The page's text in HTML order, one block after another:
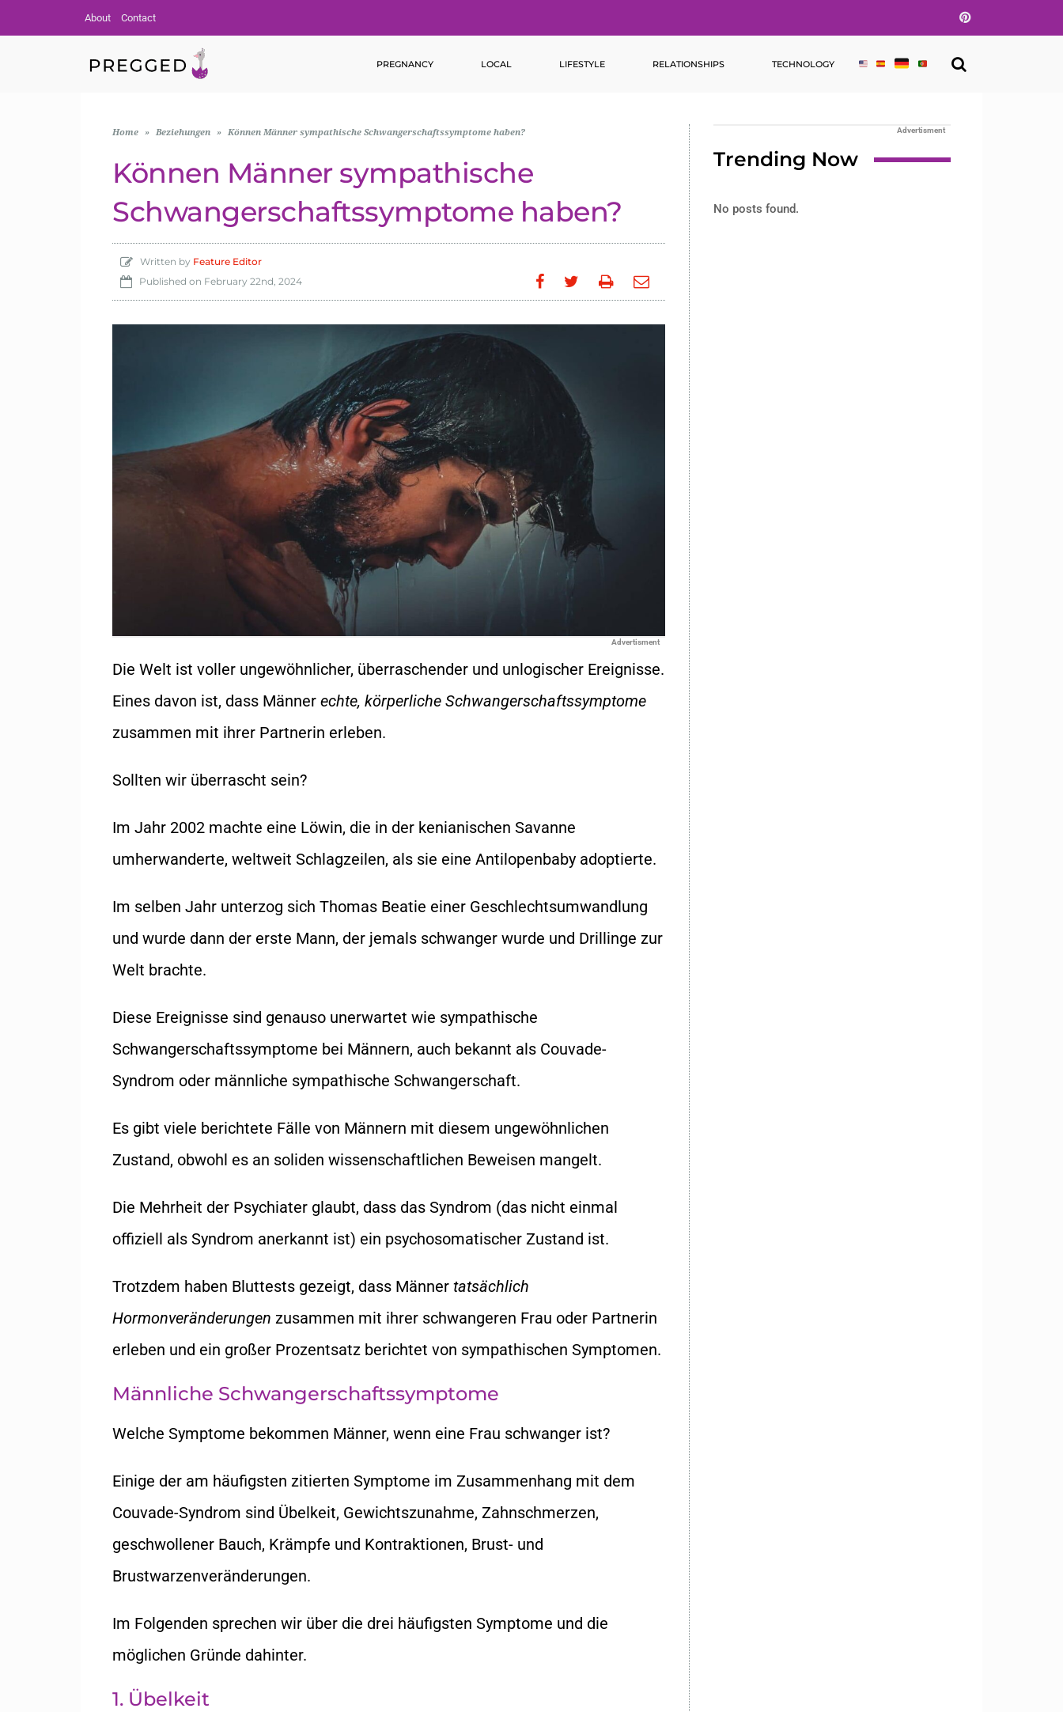
About
Contact
Pinterest
PREGNANCY LOCAL LIFESTYLE RELATIONSHIPS TECHNOLOGY
Home » Beziehungen » Können Männer sympathische Schwangerschaftssymptome haben?
Können Männer sympathische
Schwangerschaftssymptome haben?
Written by Feature Editor
Published on February 22nd, 2024
Advertisment
Die Welt ist voller ungewöhnlicher, überraschender und unlogischer Ereignisse.
Eines davon ist, dass Männer echte, körperliche Schwangerschaftssymptome
zusammen mit ihrer Partnerin erleben.
Sollten wir überrascht sein?
Im Jahr 2002 machte eine Löwin, die in der kenianischen Savanne
umherwanderte, weltweit Schlagzeilen, als sie eine Antilopenbaby adoptierte.
Im selben Jahr unterzog sich Thomas Beatie einer Geschlechtsumwandlung
und wurde dann der erste Mann, der jemals schwanger wurde und Drillinge zur
Welt brachte.
Diese Ereignisse sind genauso unerwartet wie sympathische
Schwangerschaftssymptome bei Männern, auch bekannt als Couvade-
Syndrom oder männliche sympathische Schwangerschaft.
Es gibt viele berichtete Fälle von Männern mit diesem ungewöhnlichen
Zustand, obwohl es an soliden wissenschaftlichen Beweisen mangelt.
Die Mehrheit der Psychiater glaubt, dass das Syndrom (das nicht einmal
offiziell als Syndrom anerkannt ist) ein psychosomatischer Zustand ist.
Trotzdem haben Bluttests gezeigt, dass Männer tatsächlich
Hormonveränderungen zusammen mit ihrer schwangeren Frau oder Partnerin
erleben und ein großer Prozentsatz berichtet von sympathischen Symptomen.
Männliche Schwangerschaftssymptome
Welche Symptome bekommen Männer, wenn eine Frau schwanger ist?
Einige der am häufigsten zitierten Symptome im Zusammenhang mit dem
Couvade-Syndrom sind Übelkeit, Gewichtszunahme, Zahnschmerzen,
geschwollener Bauch, Krämpfe und Kontraktionen, Brust- und
Brustwarzenveränderungen.
Im Folgenden sprechen wir über die drei häufigsten Symptome und die
möglichen Gründe dahinter.
1. Übelkeit
Advertisment
Trending Now
No posts found.